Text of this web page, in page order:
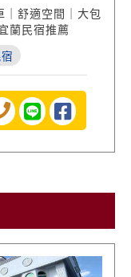
｜舒適空間｜大包
蘭民宿推薦